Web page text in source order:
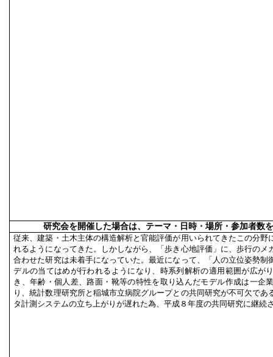
研究会を開催した場合は、テーマ・日時・場所・参加者数
従来、建築・土木主体の構造解析と官能評価が用いられてきたこの分野
れるようになってきた。しかしながら、「歩き心地評価」に、歩行のメ
合わせた研究は未着手になっていた。最近になって、「人の立位姿勢制
デルの当てはめが行われるようになり、時系列解析の適用範囲が広が
き、年齢・個人差、路面・靴等の特性を取り込んだモデル作成は一企
り、統計数理研究所と稲城市立病院グループとの共同研究が不可欠であ
タ計測システムの立ち上がりが遅れた為、平成８年度の共同研究に継続